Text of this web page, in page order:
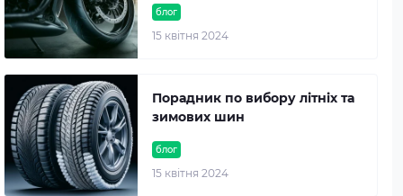
блог
15 квітня 2024
блог
15 квітня 2024
Порадник по вибору літніх та
зимових шин